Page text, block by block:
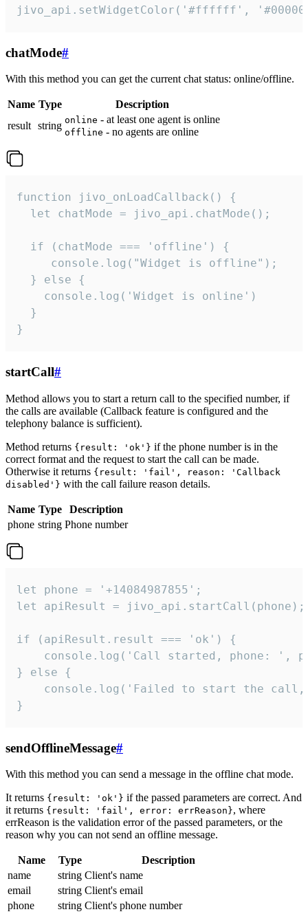
jivo_api.setWidgetColor('#ffffff',
chatMode#
With this method you can get the current chat status: online/offline.
Name Type
Description
result string online - at least one agent is online
offline - no agents are online
function jivo_onLoadCallback() {
  let chatMode = jivo_api.chatMode();
  if (chatMode === 'offline') {
     console.log("Widget is offline");
  } else {
    console.log('Widget is online')
  }
}
startCall#
Method allows you to start a return call to the specified number, if
the calls are available (Callback feature is configured and the
telephony balance is sufficient).
Method returns {result: 'ok'} if the phone number is in the
correct format and the request to start the call can be made.
Otherwise it returns {result: 'fail', reason: 'Callback
disabled'} with the call failure reason details.
Name Type
Description
phone string Phone number
let phone = '+14084987855';
let apiResult = jivo_api.startCall(phone);
if (apiResult.result === 'ok') {
console.log('Call started, phone: ',
} else {
console.log('Failed to start the
}
sendOfflineMessage#
With this method you can send a message in the offline chat mode.
It returns {result: 'ok'} if the passed parameters are correct. And
it returns {result: 'fail', error: errReason}, where
errReason is the validation error of the passed parameters, or the
reason why you can not send an offline message.
Name Type
Description
name
string Client's name
email
string Client's email
phone
string Client's phone number